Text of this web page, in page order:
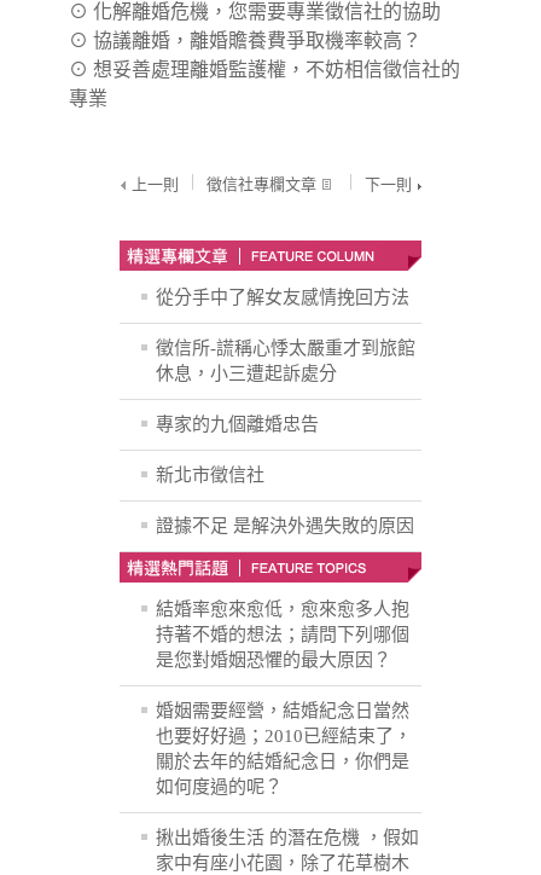
⊙化解離婚危機，您需要專業徵信社的協助
⊙協議離婚，離婚贍養費爭取機率較高？
⊙想妥善處理離婚監護權，不妨相信徵信社的
專業
上一則 徵信社專欄文章 下一則
從分手中了解女友感情挽回方法
徵信所-謊稱心悸太嚴重才到旅館
休息，小三遭起訴處分
專家的九個離婚忠告
新北市徵信社
證據不足 是解決外遇失敗的原因
結婚率愈來愈低，愈來愈多人抱
持著不婚的想法；請問下列哪個
是您對婚姻恐懼的最大原因？
婚姻需要經營，結婚紀念日當然
也要好好過；2010已經結束了，
關於去年的結婚紀念日，你們是
如何度過的呢？
揪出婚後生活 的潛在危機 ，假如
家中有座小花園，除了花草樹木